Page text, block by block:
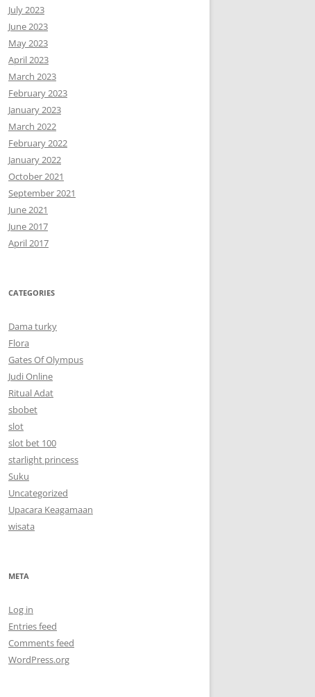
July 2023
June 2023
May 2023
April 2023
March 2023
February 2023
January 2023
March 2022
February 2022
January 2022
October 2021
September 2021
June 2021
June 2017
April 2017
CATEGORIES
Dama turky
Flora
Gates Of Olympus
Judi Online
Ritual Adat
sbobet
slot
slot bet 100
starlight princess
Suku
Uncategorized
Upacara Keagamaan
wisata
META
Log in
Entries feed
Comments feed
WordPress.org